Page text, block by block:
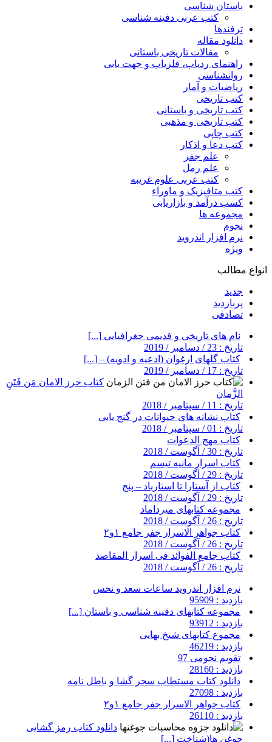
باستان شناسی
کتب عربی دفینه شناسی
ترفندها
دانلود مقاله
مقالات تاریخی باستانی
راهنمای ردیاب، فلزیاب و جهت یابی
روانشناسی
ریاضیات و آمار
کتب تاریخی
کتب تاریخی و باستانی
کتب تاریخی و مذهبی
کتب چاپی
کتب دعا و اذکار
علم جفر
علم رمل
کتب عربی علوم غریبه
کتب متافیزیک و ماوراء
کسب درآمد و بازاریابی
مجموعه ها
نجوم
نرم افزار اندروید
ویژه
انواع مطالب
جدید
پربازدید
تصادفی
نام های تاریخی و قدیمی جغرافیایی [...]
تاریخ : 23 / دسامبر / 2019
کتاب گلهای ارغوان (ادعیه و ادویه) – [...]
تاریخ : 17 / دسامبر / 2019
کتاب حرز الامان مَن فَتَنِ
الزَّمان
تاریخ : 11 / سپتامبر / 2018
کتاب نشانه های حیوانات در گنج یابی
تاریخ : 01 / سپتامبر / 2018
کتاب مهج الدعوات
تاریخ : 30 / آگوست / 2018
کتاب اسرار مانیه تیسم
تاریخ : 29 / آگوست / 2018
کتاب از آستارا تا استارباد – پنج
تاریخ : 29 / آگوست / 2018
مجموعه کتابهای میرداماد
تاریخ : 26 / آگوست / 2018
کتاب جواهر الاسرار جفر جامع ۱و۲
تاریخ : 26 / آگوست / 2018
کتاب جامع الفوائد فی اسرار المقاصد
تاریخ : 26 / آگوست / 2018
نرم افزار اندروید ساعات سعد و نحس
بازدید : 95909
مجموعه کتابهای دفینه شناسی و باستان [...]
بازدید : 93912
مجموع کتابهای شیخ بهایی
بازدید : 46219
تقویم نجومی 97
بازدید : 28160
دانلود کتاب مستطاب سحر گشا و باطل نامه
بازدید : 27098
کتاب جواهر الاسرار جفر جامع ۱و۲
بازدید : 26110
دانلود کتاب رمز گشایی
جوغن ها(شناخت [...]